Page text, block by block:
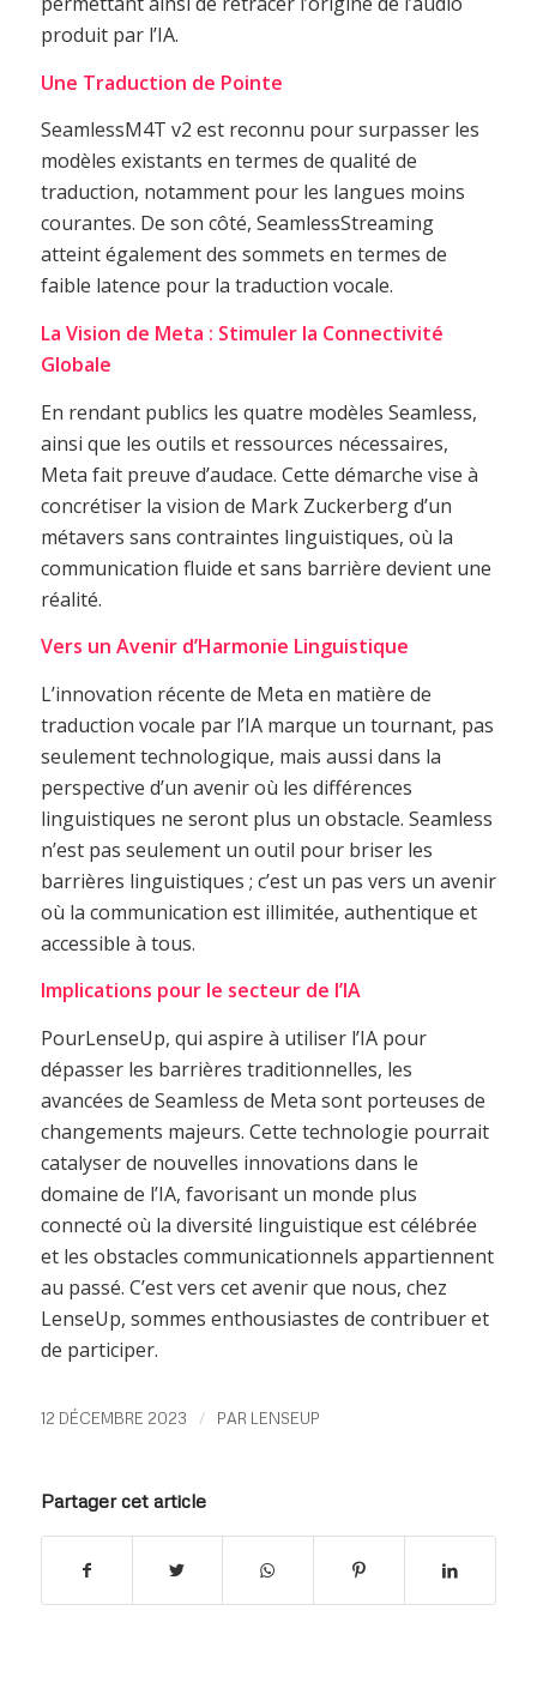
produit par l’IA.
Une Traduction de Pointe
SeamlessM4T v2 est reconnu pour surpasser les
modèles existants en termes de qualité de
traduction, notamment pour les langues moins
courantes. De son côté, SeamlessStreaming
atteint également des sommets en termes de
faible latence pour la traduction vocale.
La Vision de Meta : Stimuler la Connectivité
Globale
En rendant publics les quatre modèles Seamless,
ainsi que les outils et ressources nécessaires,
Meta fait preuve d’audace. Cette démarche vise à
concrétiser la vision de Mark Zuckerberg d’un
métavers sans contraintes linguistiques, où la
communication fluide et sans barrière devient une
réalité.
Vers un Avenir d’Harmonie Linguistique
L’innovation récente de Meta en matière de
traduction vocale par l’IA marque un tournant, pas
seulement technologique, mais aussi dans la
perspective d’un avenir où les différences
linguistiques ne seront plus un obstacle. Seamless
n’est pas seulement un outil pour briser les
barrières linguistiques ; c’est un pas vers un avenir
où la communication est illimitée, authentique et
accessible à tous.
Implications pour le secteur de l’IA
PourLenseUp, qui aspire à utiliser l’IA pour
dépasser les barrières traditionnelles, les
avancées de Seamless de Meta sont porteuses de
changements majeurs. Cette technologie pourrait
catalyser de nouvelles innovations dans le
domaine de l’IA, favorisant un monde plus
connecté où la diversité linguistique est célébrée
et les obstacles communicationnels appartiennent
au passé. C’est vers cet avenir que nous, chez
LenseUp, sommes enthousiastes de contribuer et
de participer.
12 DÉCEMBRE 2023 / PAR LENSEUP
Partager cet article